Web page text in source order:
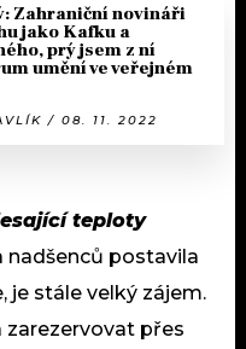
Zahraniční novináři
jako Kafku a
prý jsem z ní
umění ve veřejném
/ 08. 11. 2022
teploty
nadšenců postavila
je stále velký zájem.
zarezervovat přes